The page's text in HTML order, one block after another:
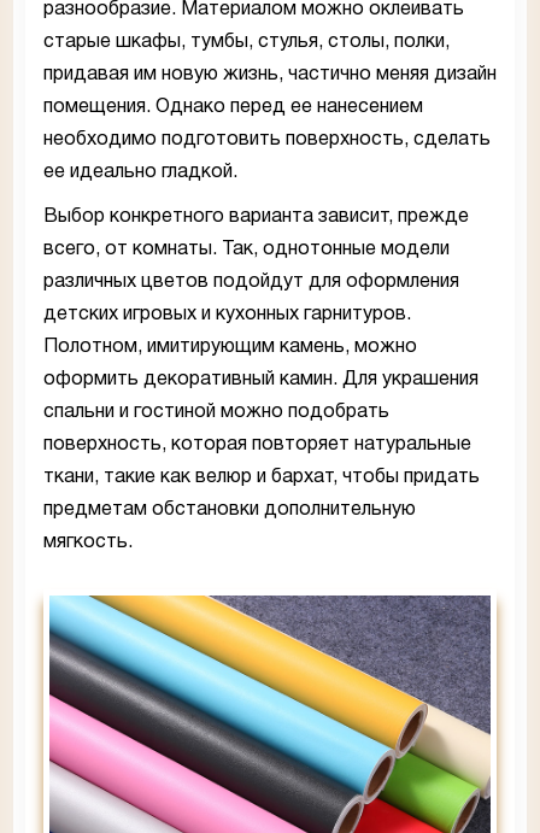
разнообразие. Материалом можно оклеивать
старые шкафы, тумбы, стулья, столы, полки,
придавая им новую жизнь, частично меняя дизайн
помещения. Однако перед ее нанесением
необходимо подготовить поверхность, сделать
ее идеально гладкой.
Выбор конкретного варианта зависит, прежде
всего, от комнаты. Так, однотонные модели
различных цветов подойдут для оформления
детских игровых и кухонных гарнитуров.
Полотном, имитирующим камень, можно
оформить декоративный камин. Для украшения
спальни и гостиной можно подобрать
поверхность, которая повторяет натуральные
ткани, такие как велюр и бархат, чтобы придать
предметам обстановки дополнительную
мягкость.